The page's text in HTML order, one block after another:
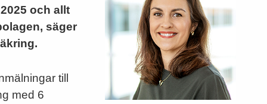
och allt
säger
till
med 6